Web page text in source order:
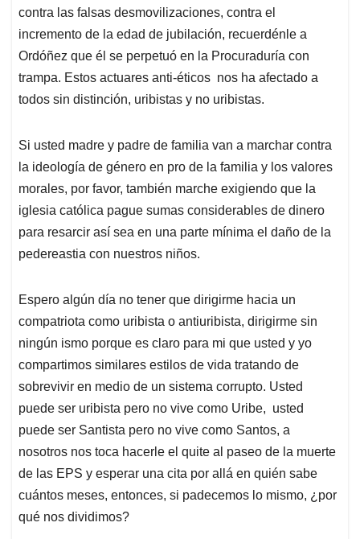
contra las falsas desmovilizaciones, contra el
incremento de la edad de jubilación, recuerdénle a
Ordóñez que él se perpetuó en la Procuraduría con
trampa. Estos actuares anti-éticos nos ha afectado a
todos sin distinción, uribistas y no uribistas.
Si usted madre y padre de familia van a marchar contra
la ideología de género en pro de la familia y los valores
morales, por favor, también marche exigiendo que la
iglesia católica pague sumas considerables de dinero
para resarcir así sea en una parte mínima el daño de la
pedereastia con nuestros niños.
Espero algún día no tener que dirigirme hacia un
compatriota como uribista o antiuribista, dirigirme sin
ningún ismo porque es claro para mi que usted y yo
compartimos similares estilos de vida tratando de
sobrevivir en medio de un sistema corrupto. Usted
puede ser uribista pero no vive como Uribe, usted
puede ser Santista pero no vive como Santos, a
nosotros nos toca hacerle el quite al paseo de la muerte
de las EPS y esperar una cita por allá en quién sabe
cuántos meses, entonces, si padecemos lo mismo, ¿por
qué nos dividimos?